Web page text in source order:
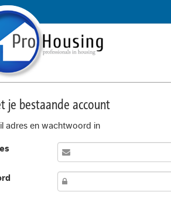
je bestaande account
adres en wachtwoord in